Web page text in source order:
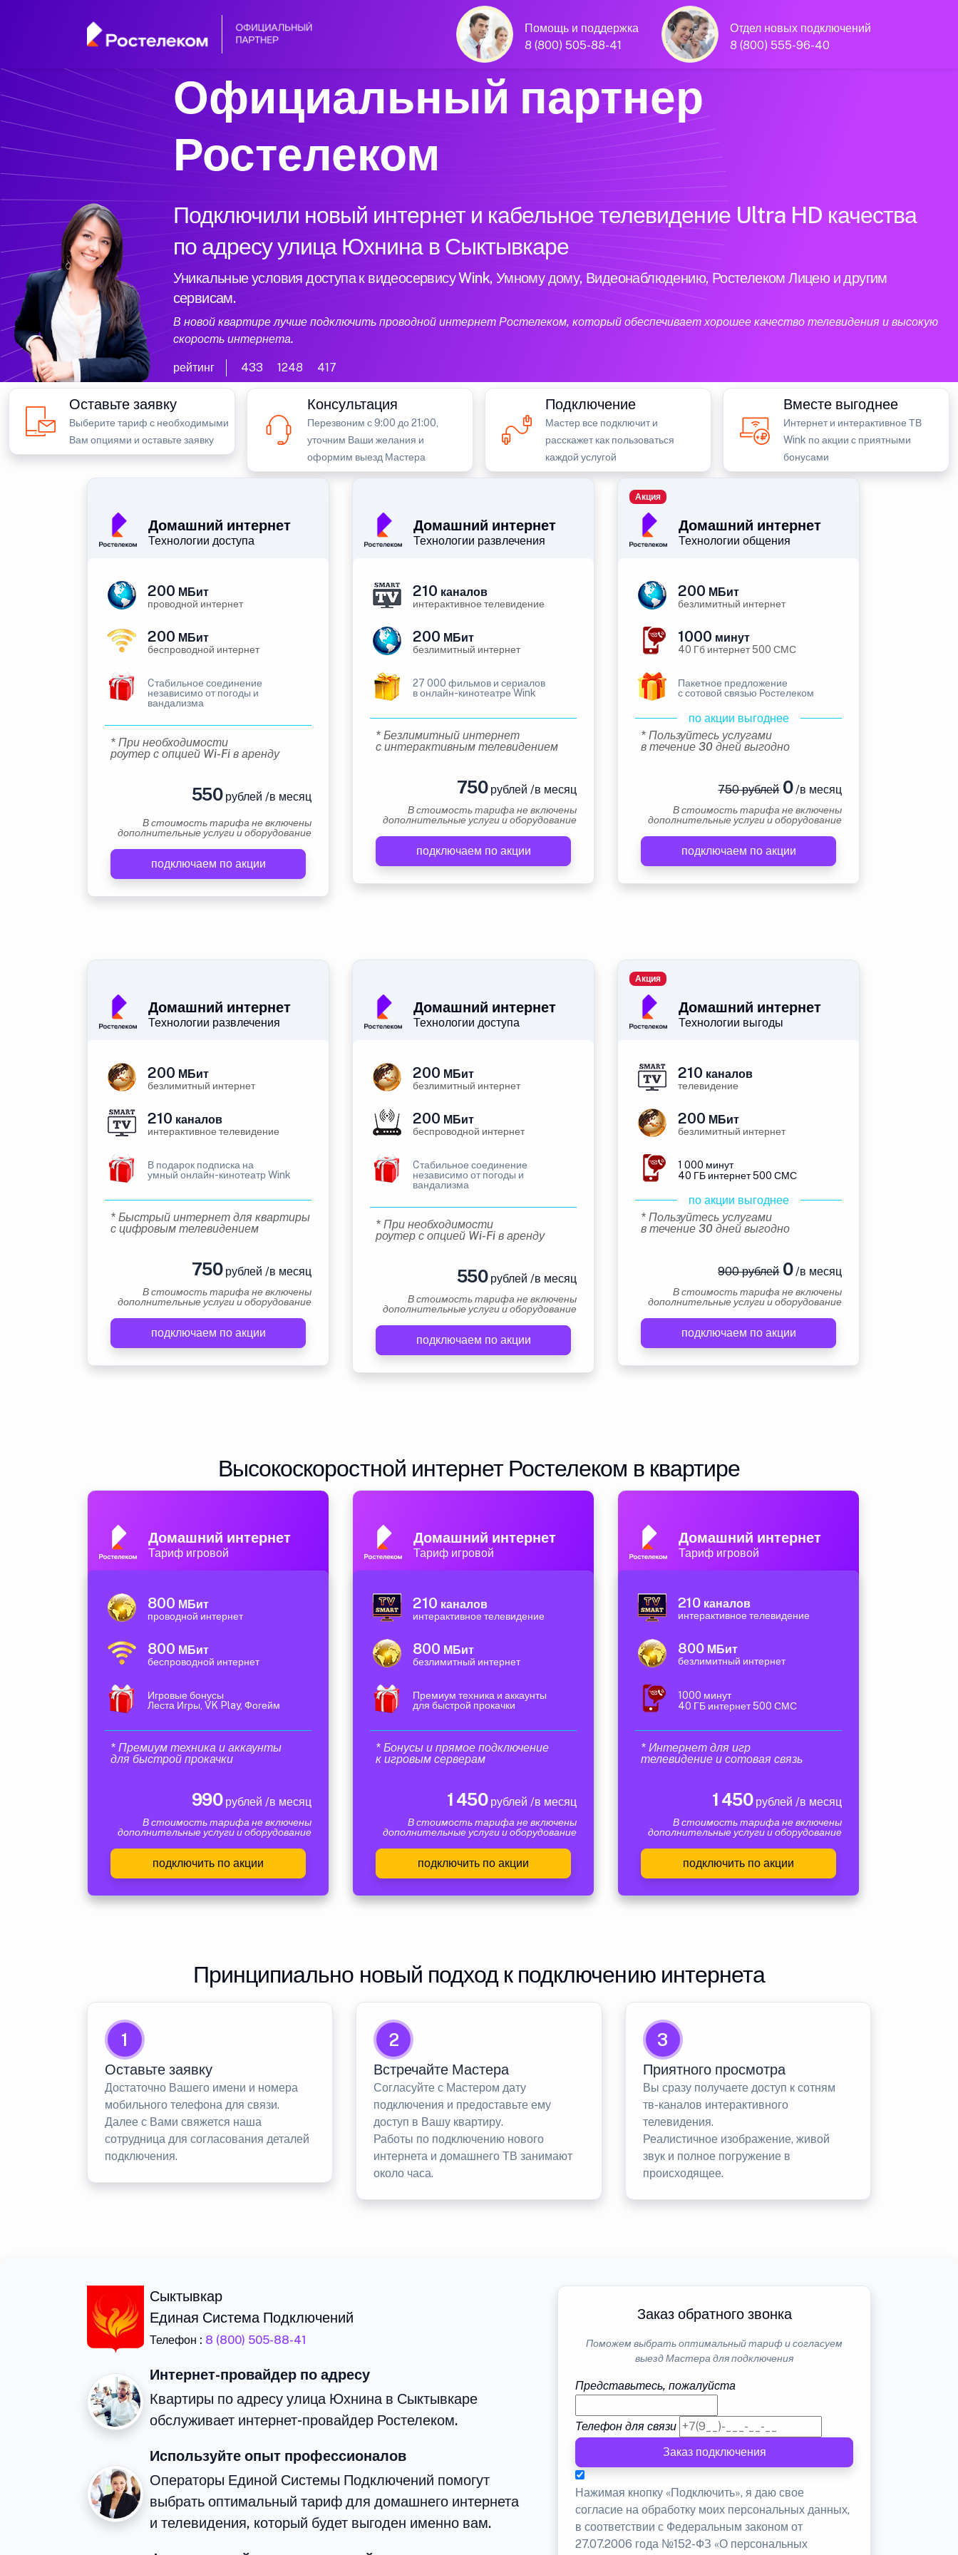
Помощь и поддержка
8 (800) 505-88-41
Отдел новых подключений
8 (800) 555-96-40
Официальный партнер
Ростелеком
Подключили новый интернет и кабельное телевидение Ultra HD качества
по адресу улица Юхнина в Сыктывкаре
Уникальные условия доступа к видеосервису Wink, Умному дому, Видеонаблюдению, Ростелеком Лицею и другим
сервисам.
В новой квартире лучше подключить проводной интернет Ростелеком, который обеспечивает хорошее качество телевидения и высокую
скорость интернета.
рейтинг 433 1248 417
Оставьте заявку
Выберите тариф с необходимыми
Вам опциями и оставьте заявку
Консультация
Перезвоним с 9:00 до 21:00,
уточним Ваши желания и
оформим выезд Мастера
Подключение
Мастер все подключит и
расскажет как пользоваться
каждой услугой
Вместе выгоднее
Интернет и интерактивное ТВ
Wink по акции с приятными
бонусами
Домашний интернет
Технологии доступа
200 МБит
проводной интернет
200 МБит
беспроводной интернет
Cтабильное соединение
независимо от погоды и
вандализма
* При необходимости
роутер с опцией Wi-Fi в аренду
550рублей /в месяц
В стоимость тарифа не включены
дополнительные услуги и оборудование
подключаем по акции
Домашний интернет
Технологии развлечения
210 каналов
интерактивное телевидение
200 МБит
безлимитный интернет
27 000 фильмов и сериалов
в онлайн-кинотеатре Wink
* Безлимитный интернет
с интерактивным телевидением
750рублей /в месяц
В стоимость тарифа не включены
дополнительные услуги и оборудование
подключаем по акции
Домашний интернет
Технологии общения
Акция
200 МБит
безлимитный интернет
1000 минут
40 Гб интернет 500 СМС
Пакетное предложение
с сотовой связью Ростелеком
по акции выгоднее
* Пользуйтесь услугами
в течение 30 дней выгодно
750 рублей0/в месяц
В стоимость тарифа не включены
дополнительные услуги и оборудование
подключаем по акции
Домашний интернет
Технологии развлечения
200 МБит
безлимитный интернет
210 каналов
интерактивное телевидение
В подарок подписка на
умный онлайн-кинотеатр Wink
* Быстрый интернет для квартиры
с цифровым телевидением
750рублей /в месяц
В стоимость тарифа не включены
дополнительные услуги и оборудование
подключаем по акции
Домашний интернет
Технологии доступа
200 МБит
безлимитный интернет
200 МБит
беспроводной интернет
Cтабильное соединение
независимо от погоды и
вандализма
* При необходимости
роутер с опцией Wi-Fi в аренду
550рублей /в месяц
В стоимость тарифа не включены
дополнительные услуги и оборудование
подключаем по акции
Домашний интернет
Технологии выгоды
Акция
210 каналов
телевидение
200 МБит
безлимитный интернет
1 000 минут
40 ГБ интернет 500 СМС
по акции выгоднее
* Пользуйтесь услугами
в течение 30 дней выгодно
900 рублей0/в месяц
В стоимость тарифа не включены
дополнительные услуги и оборудование
подключаем по акции
Высокоскоростной интернет Ростелеком в квартире
Домашний интернет
Тариф игровой
800 МБит
проводной интернет
800 МБит
беспроводной интернет
Игровые бонусы
Леста Игры, VK Play, Фогейм
* Премиум техника и аккаунты
для быстрой прокачки
990рублей /в месяц
В стоимость тарифа не включены
дополнительные услуги и оборудование
подключить по акции
Домашний интернет
Тариф игровой
210 каналов
интерактивное телевидение
800 МБит
безлимитный интернет
Премиум техника и аккаунты
для быстрой прокачки
* Бонусы и прямое подключение
к игровым серверам
1 450рублей /в месяц
В стоимость тарифа не включены
дополнительные услуги и оборудование
подключить по акции
Домашний интернет
Тариф игровой
210 каналов
интерактивное телевидение
800 МБит
безлимитный интернет
1000 минут
40 ГБ интернет 500 СМС
* Интернет для игр
телевидение и сотовая связь
1 450рублей /в месяц
В стоимость тарифа не включены
дополнительные услуги и оборудование
подключить по акции
Принципиально новый подход к подключению интернета
1
Оставьте заявку
Достаточно Вашего имени и номера
мобильного телефона для связи.
Далее с Вами свяжется наша
сотрудница для согласования деталей
подключения.
2
Встречайте Мастера
Согласуйте с Мастером дату
подключения и предоставьте ему
доступ в Вашу квартиру.
Работы по подключению нового
интернета и домашнего ТВ занимают
около часа.
3
Приятного просмотра
Вы сразу получаете доступ к сотням
тв-каналов интерактивного
телевидения.
Реалистичное изображение, живой
звук и полное погружение в
происходящее.
Сыктывкар
Единая Система Подключений
Телефон : 8 (800) 505-88-41
Интернет-провайдер по адресу
Квартиры по адресу улица Юхнина в Сыктывкаре
обслуживает интернет-провайдер Ростелеком.
Используйте опыт профессионалов
Операторы Единой Системы Подключений помогут
выбрать оптимальный тариф для домашнего интернета
и телевидения, который будет выгоден именно вам.
Заказ обратного звонка
Поможем выбрать оптимальный тариф и согласуем
выезд Мастера для подключения
Представьтесь, пожалуйста
Телефон для связи
Заказ подключения
Нажимая кнопку «Подключить», я даю свое
согласие на обработку моих персональных данных,
в соответствии с Федеральным законом от
27.07.2006 года №152-ФЗ «О персональных